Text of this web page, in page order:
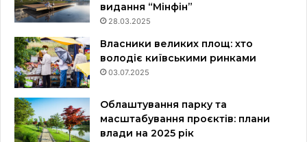
видання “Мінфін”
28.03.2025
Власники великих площ: хто
володіє київськими ринками
03.07.2025
Облаштування парку та
масштабування проєктів: плани
влади на 2025 рік